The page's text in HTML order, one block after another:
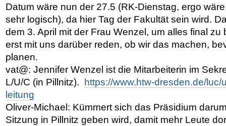
Datum wäre nun der 27.5 (RK-Dienstag, ergo
sehr logisch), da hier Tag der Fakultät sein wird.
dem 3. April mit der Frau Wenzel, um alles final zu
erst mit uns darüber reden, ob wir das machen,
planen.
vat@: Jennifer Wenzel ist die Mitarbeiterin im
L/U/C (in Pillnitz).
https://www.htw-dresden.de/
leitung
Oliver-Michael: Kümmert sich das Präsidium
Sitzung in Pillnitz geben wird, damit mehr Leute